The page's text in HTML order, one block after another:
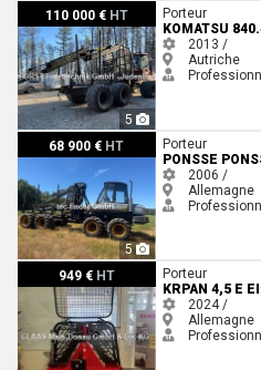
110 000 € HT
5
Komatsu 840.4
Porteur
KOMATSU
2013 /
Autriche
68 900 € HT
5
Ponsse Ponsse ELK Rückezug
Porteur
PONSSE
2006 /
Allemagne
949 € HT
Krpan 4,5 E EINTROMMELPorteur
KRPAN 4,5 E
2024 /
Allemagne